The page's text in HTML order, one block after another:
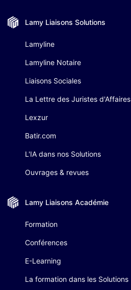
Lamy Liaisons Solutions
Lamyline
Lamyline Notaire
Liaisons Sociales
La Lettre des Juristes d'Affaires
Lexzur
Batir.com
L'IA dans nos Solutions
Ouvrages & revues
Lamy Liaisons Académie
Formation
Conférences
E-Learning
La formation dans les Solutions